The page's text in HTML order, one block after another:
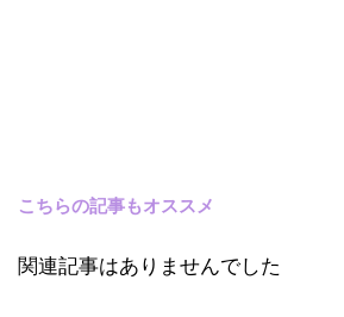
こちらの記事もオススメ
関連記事はありませんでした